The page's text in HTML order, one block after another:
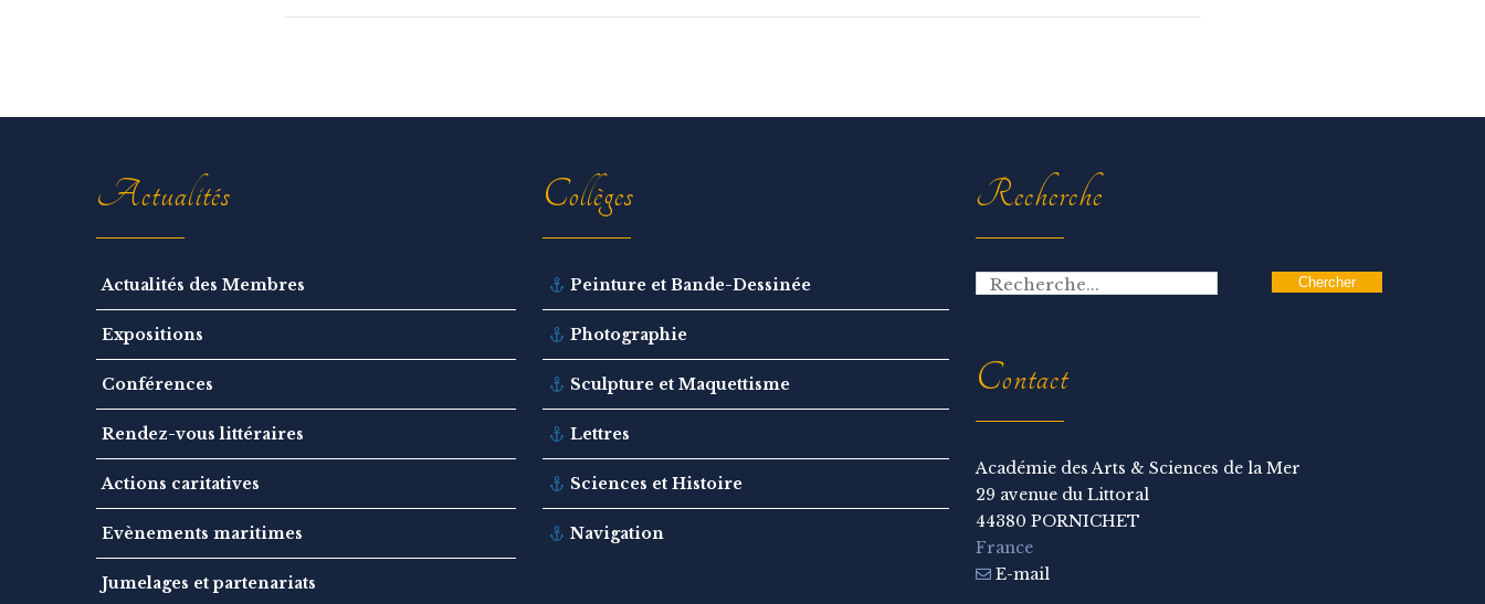
v
o
Actualités
Actualités des Membres
Expositions
Conférences
Rendez-vous littéraires
Actions caritatives
Evènements maritimes
Jumelages et partenariats
Collèges
Peinture et Bande-Dessinée
Photographie
Sculpture et Maquettisme
Lettres
Sciences et Histoire
Navigation
Recherche
Contact
Académie des Arts & Sciences de la Mer
29 avenue du Littoral
44380 PORNICHET
France
E-mail